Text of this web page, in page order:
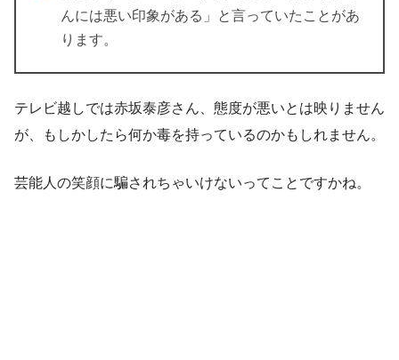
んには悪い印象がある」と言っていたことがあ
ります。
テレビ越しでは赤坂泰彦さん、態度が悪いとは映りません
が、もしかしたら何か毒を持っているのかもしれません。
芸能人の笑顔に騙されちゃいけないってことですかね。